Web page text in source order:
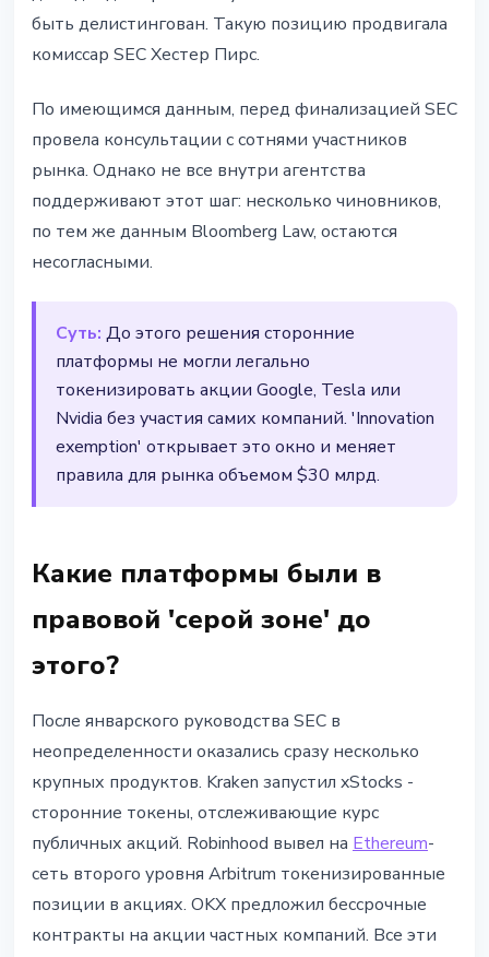
быть делистингован. Такую позицию продвигала
комиссар SEC Хестер Пирс.
По имеющимся данным, перед финализацией SEC
провела консультации с сотнями участников
рынка. Однако не все внутри агентства
поддерживают этот шаг: несколько чиновников,
по тем же данным Bloomberg Law, остаются
несогласными.
Суть: До этого решения сторонние
платформы не могли легально
токенизировать акции Google, Tesla или
Nvidia без участия самих компаний. 'Innovation
exemption' открывает это окно и меняет
правила для рынка объемом $30 млрд.
Какие платформы были в
правовой 'серой зоне' до
этого?
После январского руководства SEC в
неопределенности оказались сразу несколько
крупных продуктов. Kraken запустил xStocks -
сторонние токены, отслеживающие курс
публичных акций. Robinhood вывел на Ethereum-
сеть второго уровня Arbitrum токенизированные
позиции в акциях. OKX предложил бессрочные
контракты на акции частных компаний. Все эти